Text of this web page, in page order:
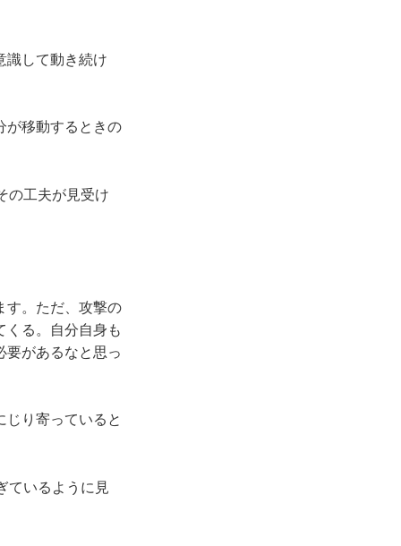
識して動き続け
が移動するときの
の工夫が見受け
す。ただ、攻撃の
くる。自分自身も
要があるなと思っ
り寄っていると
ているように見